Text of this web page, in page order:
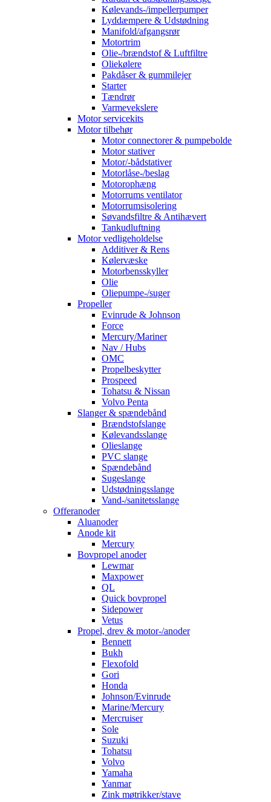
Kølevands-/impellerpumper
Lyddæmpere & Udstødning
Manifold/afgangsrør
Motortrim
Olie-/brændstof & Luftfiltre
Oliekølere
Pakdåser & gummilejer
Starter
Tændrør
Varmevekslere
Motor servicekits
Motor tilbehør
Motor connectorer & pumpebolde
Motor stativer
Motor/-bådstativer
Motorlåse-/beslag
Motorophæng
Motorrums ventilator
Motorrumsisolering
Søvandsfiltre & Antihævert
Tankudluftning
Motor vedligeholdelse
Additiver & Rens
Kølervæske
Motorbensskyller
Olie
Oliepumpe-/suger
Propeller
Evinrude & Johnson
Force
Mercury/Mariner
Nav / Hubs
OMC
Propelbeskytter
Prospeed
Tohatsu & Nissan
Volvo Penta
Slanger & spændebånd
Brændstofslange
Kølevandsslange
Olieslange
PVC slange
Spændebånd
Sugeslange
Udstødningsslange
Vand-/sanitetsslange
Offeranoder
Aluanoder
Anode kit
Mercury
Bovpropel anoder
Lewmar
Maxpower
QL
Quick bovpropel
Sidepower
Vetus
Propel, drev & motor-/anoder
Bennett
Bukh
Flexofold
Gori
Honda
Johnson/Evinrude
Marine/Mercury
Mercruiser
Sole
Suzuki
Tohatsu
Volvo
Yamaha
Yanmar
Zink møtrikker/stave